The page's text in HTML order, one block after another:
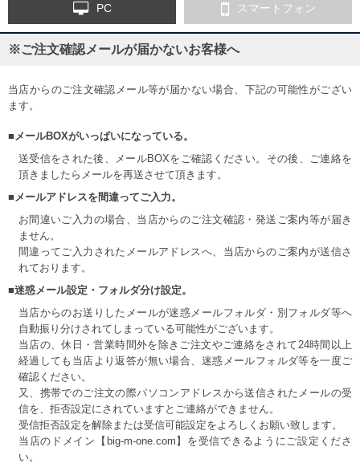
PC スマートフォン
※ご注文確認メールが届かないお客様へ
当店からのご注文確認メール等が届かない場合、下記の可能性がござい
ます。
■メールBOXがいっぱいになっている。
送受信をされた後、メールBOXをご確認ください。その後、ご連絡を
頂きましたらメールを再送させて頂きます。
■メールアドレスを間違ってご入力。
お間違いご入力の場合、当店からのご注文確認・発送ご案内等が届き
ません。
間違ってご入力されたメールアドレスへ、当店からのご案内が送信さ
れております。
■迷惑メール設定・フォルダ分け設定。
当店からのお送りしたメールが迷惑メールフォルダ・別フォルダ等へ
自動振り分けされてしまっている可能性がございます。
当店の、休日・営業時間外を除きご注文やご連絡をされて24時間以上
経過しても当店より返答が無い場合、迷惑メールフォルダ等を一度ご
確認ください。
又、携帯でのご注文の際パソコンアドレスから送信されたメールの受
信を、拒否設定にされていますとご連絡ができません。
受信拒否設定を解除または受信可能設定をよろしくお願い致します。
当店のドメイン【big-m-one.com】を受信できるようにご設定くださ
い。